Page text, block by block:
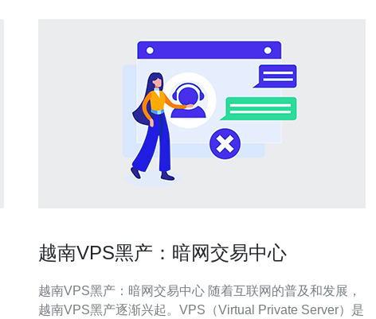
越南VPS黑产：暗网交易中心
越南VPS黑产：暗网交易中心 随着互联网的普及和发展，
越南VPS黑产逐渐兴起。VPS（Virtual Private Server）是